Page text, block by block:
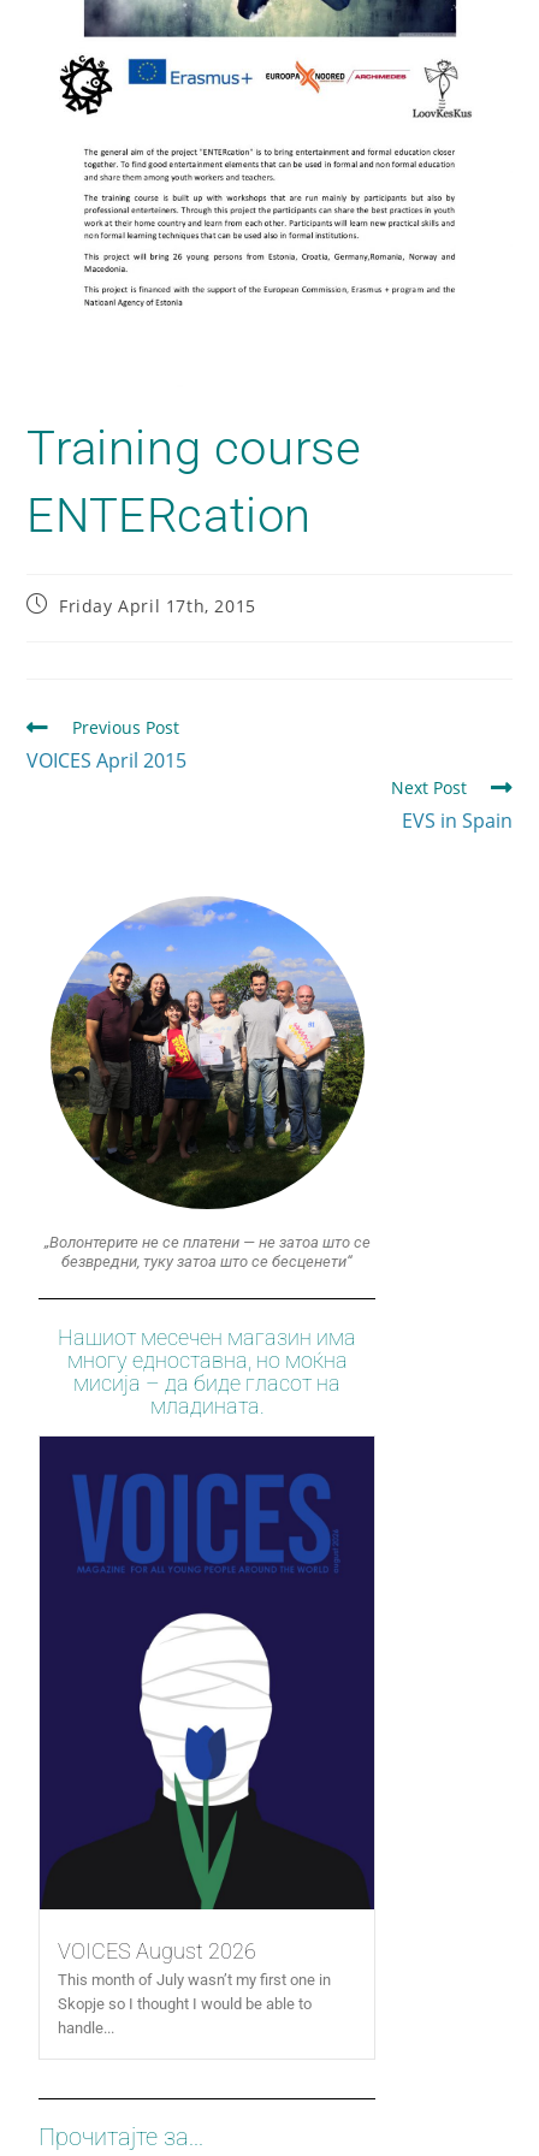
Training course
ENTERcation
Friday April 17th, 2015
Previous Post
VOICES April 2015
Next Post
EVS in Spain
„Волонтерите не се платени — не затоа што се
безвредни, туку затоа што се бесценети“
Нашиот месечен магазин има
многу едноставна, но моќна
мисија – да биде гласот на
младината.
VOICES August 2026
This month of July wasn’t my first one in
Skopje so I thought I would be able to
handle...
Прочитајте за...